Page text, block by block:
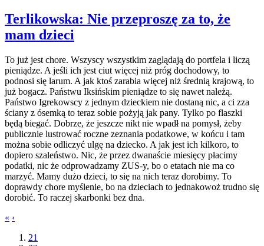
Terlikowska: Nie przeproszę za to, że
mam dzieci
To już jest chore. Wszyscy wszystkim zaglądają do portfela i liczą
pieniądze. A jeśli ich jest ciut więcej niż próg dochodowy, to
podnosi się larum. A jak ktoś zarabia więcej niż średnią krajową, to
już bogacz. Państwu Iksińskim pieniądze to się nawet należą.
Państwo Igrekowscy z jednym dzieckiem nie dostaną nic, a ci zza
ściany z ósemką to teraz sobie pożyją jak pany. Tylko po flaszki
będą biegać. Dobrze, że jeszcze nikt nie wpadł na pomysł, żeby
publicznie lustrować roczne zeznania podatkowe, w końcu i tam
można sobie odliczyć ulgę na dziecko. A jak jest ich kilkoro, to
dopiero szaleństwo. Nic, że przez dwanaście miesięcy płacimy
podatki, nic że odprowadzamy ZUS-y, bo o etatach nie ma co
marzyć. Mamy dużo dzieci, to się na nich teraz dorobimy. To
doprawdy chore myślenie, bo na dzieciach to jednakowoż trudno się
dorobić. To raczej skarbonki bez dna.
« ‹
21